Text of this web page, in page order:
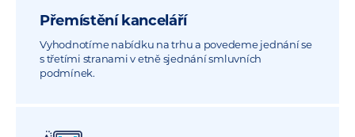
Přemístění kanceláří
Vyhodnotíme nabídku na trhu a povedeme jednání se
s třetími stranami v etně sjednání smluvních
podmínek.